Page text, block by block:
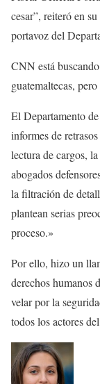
cesar”, reiteró en
portavoz del
CNN está
guatemaltecas,
El Departamento
informes de
lectura de cargos,
abogados
la filtración de
plantean serias
proceso.»
Por ello, hizo un
derechos humanos
velar por la
todos los actores